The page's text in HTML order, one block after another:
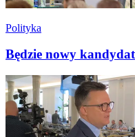
Polityka
Będzie nowy